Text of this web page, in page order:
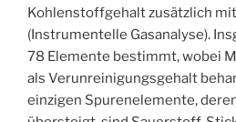
Kohlenstoffgehalt zusätzlich
(Instrumentelle Gasanalyse).
78 Elemente bestimmt, wobei
als Verunreinigungsgehalt
einzigen Spurenelemente,